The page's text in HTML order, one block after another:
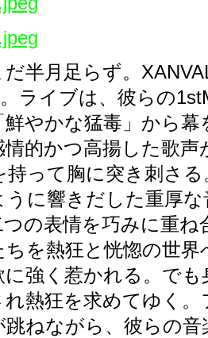
半月足らず。
ライブは、彼らの
やかな猛毒」から幕
的かつ高揚した歌声
持って胸に突き刺さ
に響きだした重厚な
の表情を巧みに重ね
ちを熱狂と恍惚の世界
強く惹かれる。でも
れ熱狂を求めてゆく
ねながら、彼らの音